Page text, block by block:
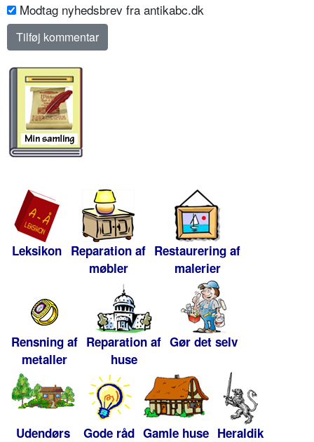
Modtag nyhedsbrev fra antikabc.dk
Leksikon Reparation af
møbler
Restaurering af
malerier
Rensning af
metaller
Reparation af
huse
Gør det selv
Udendørs Gode råd Gamle huse Heraldik